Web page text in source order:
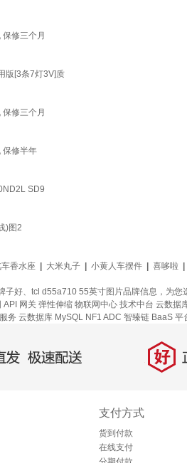
修三个月
版[3条7灯3V]质
修三个月
保修半年
SD9
)图2
香水座 大米丸子 小黄人车摆件 喜哆啦
好、tcl d55a710 55英寸图片品牌信息，为
API 网关 弹性伸缩 物联网中心 技术中台 云数据
务 云数据库 MySQL NF1 ADC 智臻链 BaaS 平
，极速配送 好 正
支付方式
货到付款
在线支付